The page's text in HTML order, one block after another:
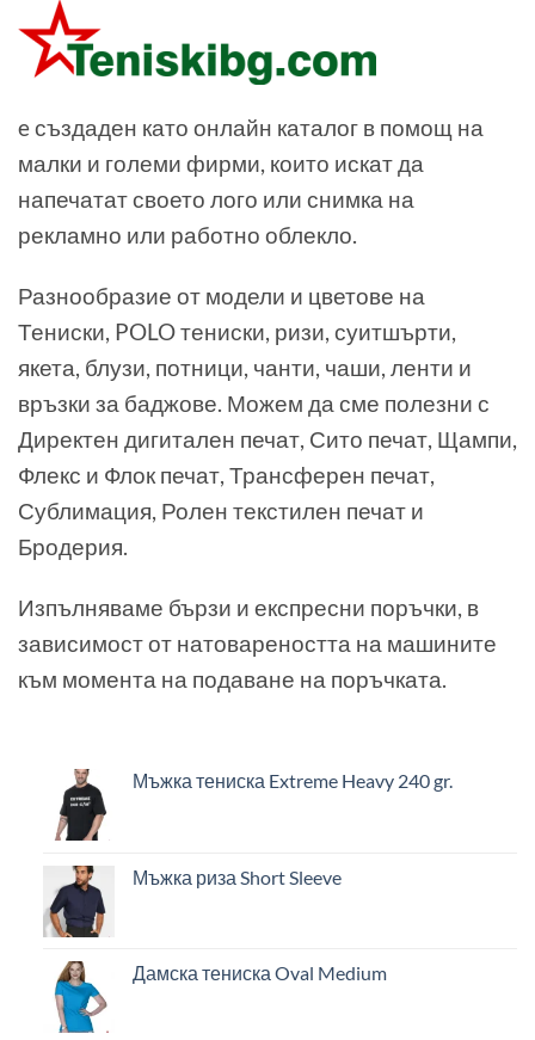
e създаден като онлайн каталог в помощ на
малки и големи фирми, които искат да
напечатат своето лого или снимка на
рекламно или работно облекло.
Разнообразие от модели и цветове на
Тениски, POLO тениски, ризи, суитшърти,
якета, блузи, потници, чанти, чаши, ленти и
връзки за баджове. Можем да сме полезни с
Директен дигитален печат, Сито печат, Щампи,
Флекс и Флок печат, Трансферен печат,
Сублимация, Ролен текстилен печат и
Бродерия.
Изпълняваме бързи и експресни поръчки, в
зависимост от натовареността на машините
към момента на подаване на поръчката.
Мъжка тениска Extreme Heavy 240 gr.
Мъжка риза Short Sleeve
Дамска тениска Oval Medium